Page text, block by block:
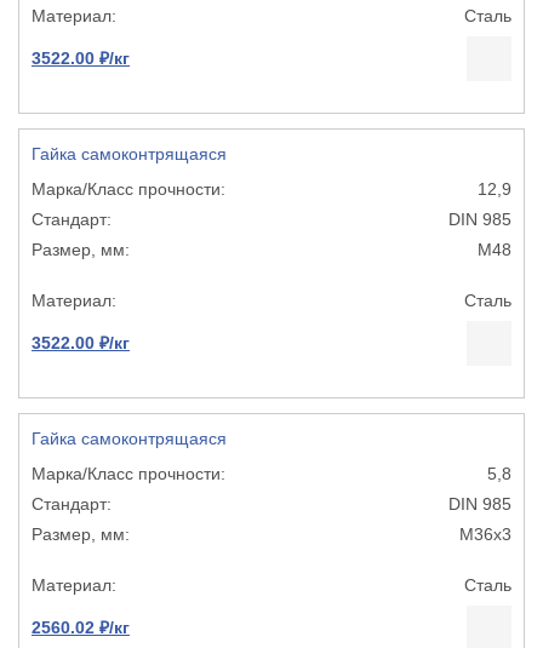
Сталь
3522.00 ₽/кг
Гайка самоконтрящаяся
12,9
DIN 985
М48
Сталь
3522.00 ₽/кг
Гайка самоконтрящаяся
5,8
DIN 985
М36х3
Сталь
2560.02 ₽/кг